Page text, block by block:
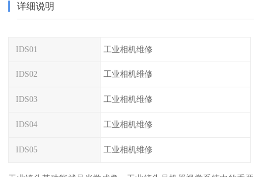
详细说明
IDS01 工业相机维修
IDS02 工业相机维修
IDS03 工业相机维修
IDS04 工业相机维修
IDS05 工业相机维修